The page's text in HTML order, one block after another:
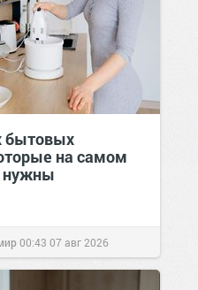
бытовых
на самом
нужны
00:43 07 авг 2026